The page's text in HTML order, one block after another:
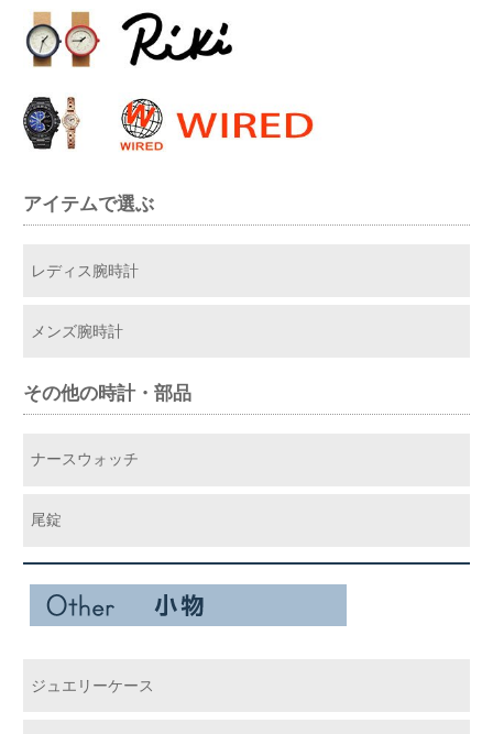
アイテムで選ぶ
レディス腕時計
メンズ腕時計
その他の時計・部品
ナースウォッチ
尾錠
ジュエリーケース